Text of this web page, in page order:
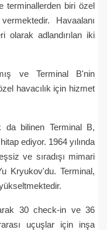
terminallerden biri özel
Havaalanı
olarak adlandırılan iki
ve Terminal B'nin
havacılık için hizmet
da bilinen Terminal B,
ediyor. 1964 yılında
ve sıradışı mimari
Kryukov'du. Terminal,
30 check-in ve 36
uçuşlar için inşa